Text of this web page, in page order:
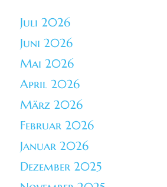
Juli 2026
Juni 2026
Mai 2026
April 2026
März 2026
Februar 2026
Januar 2026
Dezember 2025